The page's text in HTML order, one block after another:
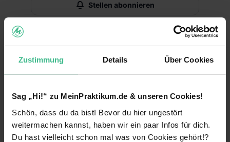
Zustimmung Details Über Cookies
Sag „Hi!“ zu MeinPraktikum.de & unseren Cookies!
Schön, dass du da bist! Bevor du hier ungestört
weitermachen kannst, haben wir ein paar Infos für dich.
Du hast vielleicht schon mal was von Cookies gehört!?
Stellen abonnieren
Fakten
Unternehmensart Keine Angabe
Branche Sonstige Branchen